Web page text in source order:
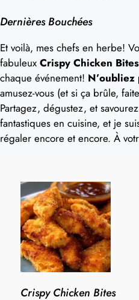
Dernières Bouchées
Et voilà, mes chefs en herbe!
fabuleux Crispy Chicken Bites
chaque événement! N’oubliez
amusez-vous (et si ça brûle,
Partagez, dégustez, et
fantastiques en cuisine, et je
régaler encore et encore. À
Crispy Chicken Bites